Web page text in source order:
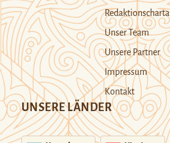
Redaktionscharta
Unser Team
Unsere Partner
Impressum
Kontakt
UNSERE LÄNDER